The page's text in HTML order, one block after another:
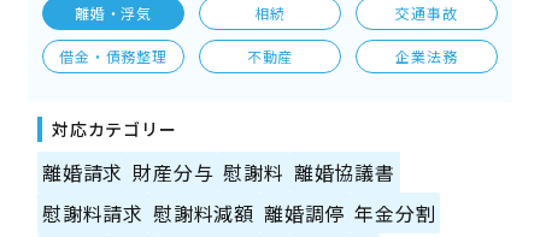
離婚・浮気 相続 交通事故
借金・債務整理 不動産 企業法務
対応カテゴリー
離婚請求 財産分与 慰謝料 離婚協議書
慰謝料請求 慰謝料減額 離婚調停 年金分割